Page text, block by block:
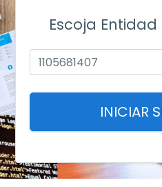
Escoja Entidad
INICIAR